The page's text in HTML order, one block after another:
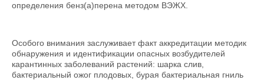
определения бенз(а)перена методом ВЭЖХ.
Особого внимания заслуживает факт аккредитации методик
обнаружения и идентификации опасных возбудителей
карантинных заболеваний растений: шарка слив,
бактериальный ожог плодовых, бурая бактериальная гниль